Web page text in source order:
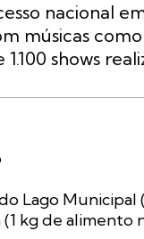
nacional
músicas como
shows
kg de alimento